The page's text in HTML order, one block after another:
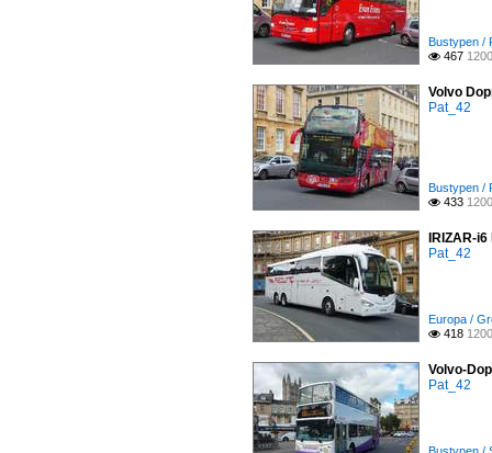
Bustypen /
 467
Volvo
Pat_42
Bustypen /
 433
IRIZAR-
Pat_42
Europa /
 418
Volvo-
Pat_42